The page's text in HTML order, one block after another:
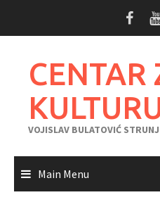
CENTAR
VOJISLAV BULATOVIĆ
Main Menu